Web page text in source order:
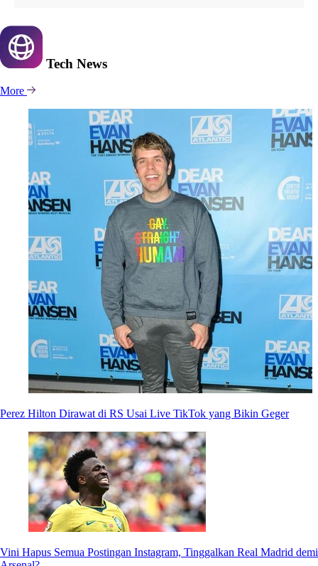
Tech News
More
Perez Hilton Dirawat di RS Usai Live TikTok yang Bikin Geger
Vini Hapus Semua Postingan Instagram, Tinggalkan Real Madrid demi